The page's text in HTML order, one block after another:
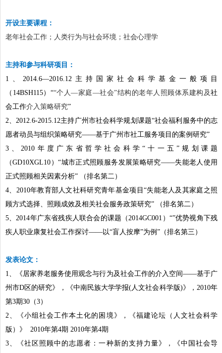
开设主要课程：
老年社会工作；人类行为与社会环境；社会心理学
主持和参与科研项目：
1 、2014.6—2016.12主持国家社会科学基金一般项目
（ 14BSH115）““个人—家庭—社会”结构的老年人照顾体系建构 及社
会工作介 入策略研究”
2、2012.6-2015.12主持广州市社会科学规划课题“社会福利服务中的志
愿者动员与组织策略研究——基于广州市社工服务项目的案例研究”
3 、2010年度广东省哲学社会科学“十一五”规划课题
（GD10XGL10）“城市正式照顾服务发展策略研究——失能老人使用
正式照顾相关因素分析” （排名第二）
4、2010年教育部人文社科研究青年基金项目“失能老人及其家庭之照
顾方式选择、照顾成效及相关社会服务政策研究” （排名第二）
5、2014年广东省残疾人联合会的课题（2014GC001）“”优势视角下残
疾人职业康复社会工作探讨——以“盲人按摩”为例”（排名第三）
发表论文：
1、《居家养老服务使用观念与行为及社会工作的介入空间——基于广
州市D 区的研究》，《中南民族大学学报(人文社会科学版)》，2010年
第3期30（3）
2、《小组社会工作本土化的困境》，《福建论坛（人文社会科学
版）》 2010年第4期 2010年第4期
3、《社区照顾中的志愿者：一种新的支持力量》，《中国社会导